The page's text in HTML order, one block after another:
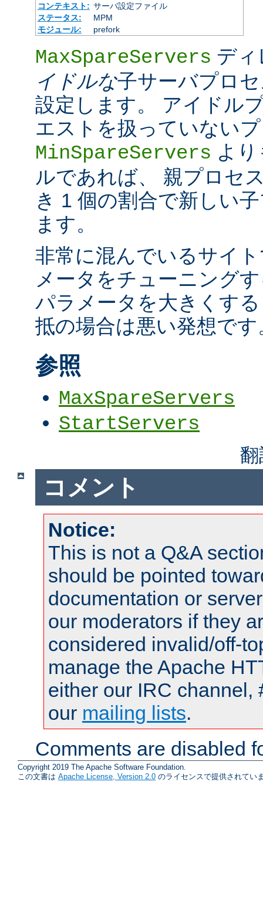
コンテキスト: サーバ設定ファイル
ステータス:
MPM
モジュール:
prefork
MaxSpareServers デ
イドルな子サーバプロ
設定します。 アイドル
エストを扱っていない
MinSpareServers よ
ルであれば、 親プロセ
き 1 個の割合で新しい
ます。
非常に混んでいるサイ
メータをチューニング
パラメータを大きくす
抵の場合は悪い発想です
参照
MaxSpareServers
StartServers
コメント
Notice:
This is not a Q&A
should be pointed
documentation or
our moderators if they
considered invalid/off-
manage the Apache
either our IRC channel,
our mailing lists.
Comments are disabled
Copyright 2019 The Apache Software Foundation.
この文書は Apache License, Version 2.0 のライセンスで提供されてい